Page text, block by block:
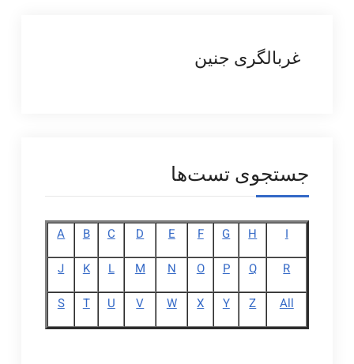
غربالگری جنین
جستجوی تست‌ها
I
H
G
F
E
D
C
B
A
R
Q
P
O
N
M
L
K
J
All
Z
Y
X
W
V
U
T
S